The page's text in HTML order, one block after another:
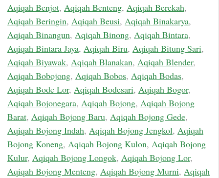
Aqiqah Benjot, Aqiqah Benteng, Aqiqah Berekah,
Aqiqah Beringin, Aqiqah Beusi, Aqiqah Binakarya,
Aqiqah Binangun, Aqiqah Binong, Aqiqah Bintara,
Aqiqah Bintara Jaya, Aqiqah Biru, Aqiqah Bitung Sari,
Aqiqah Biyawak, Aqiqah Blanakan, Aqiqah Blender,
Aqiqah Bobojong, Aqiqah Bobos, Aqiqah Bodas,
Aqiqah Bode Lor, Aqiqah Bodesari, Aqiqah Bogor,
Aqiqah Bojonegara, Aqiqah Bojong, Aqiqah Bojong
Barat, Aqiqah Bojong Baru, Aqiqah Bojong Gede,
Aqiqah Bojong Indah, Aqiqah Bojong Jengkol, Aqiqah
Bojong Koneng, Aqiqah Bojong Kulon, Aqiqah Bojong
Kulur, Aqiqah Bojong Longok, Aqiqah Bojong Lor,
Aqiqah Bojong Menteng, Aqiqah Bojong Murni, Aqiqah